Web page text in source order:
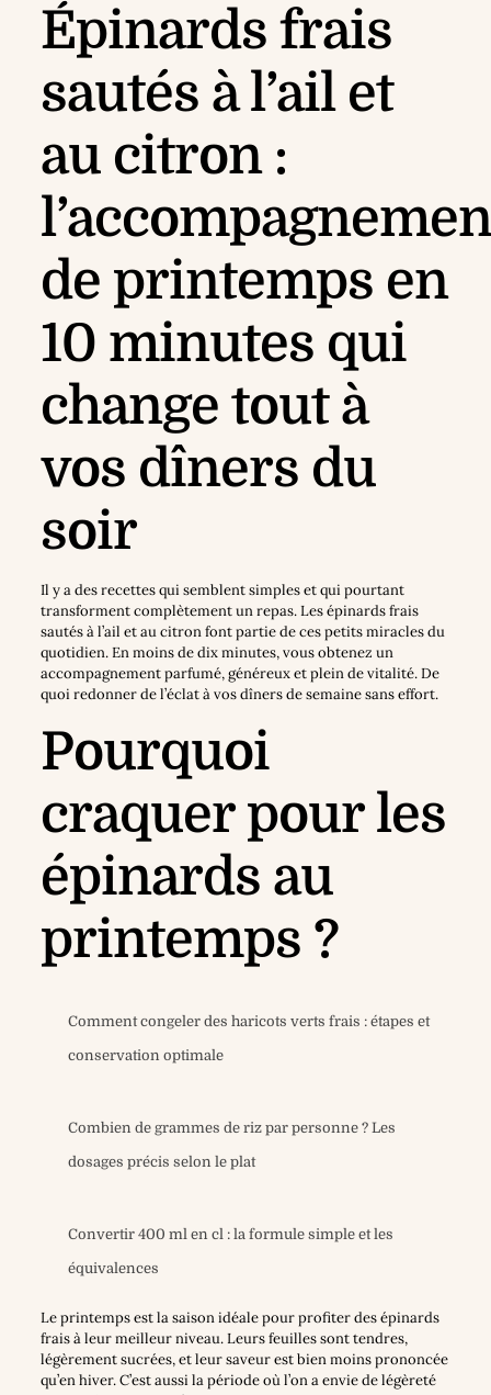
Épinards frais
sautés à l’ail et
au citron :
de printemps en
10 minutes qui
change tout à
vos dîners du
soir
Il y a des recettes qui semblent simples et qui pourtant
transforment complètement un repas. Les épinards frais
sautés à l’ail et au citron font partie de ces petits miracles du
quotidien. En moins de dix minutes, vous obtenez un
accompagnement parfumé, généreux et plein de vitalité. De
quoi redonner de l’éclat à vos dîners de semaine sans effort.
Pourquoi
craquer pour les
épinards au
printemps ?
Comment congeler des haricots verts frais : étapes et
conservation optimale
Combien de grammes de riz par personne ? Les
dosages précis selon le plat
Convertir 400 ml en cl : la formule simple et les
équivalences
Le printemps est la saison idéale pour profiter des épinards
frais à leur meilleur niveau. Leurs feuilles sont tendres,
légèrement sucrées, et leur saveur est bien moins prononcée
qu’en hiver. C’est aussi la période où l’on a envie de légèreté